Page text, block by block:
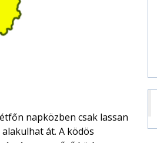
napközben csak lassan
át. A ködös